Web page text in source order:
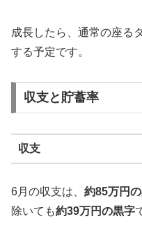
成長したら、通常の座る
する予定です。
収支と貯蓄率
収支
6月の収支は、 約85万円
除いても約39万円の黒字